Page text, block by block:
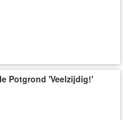
contact opnemen
op de verpakking is in
Potgrond 'Veelzijdig!'